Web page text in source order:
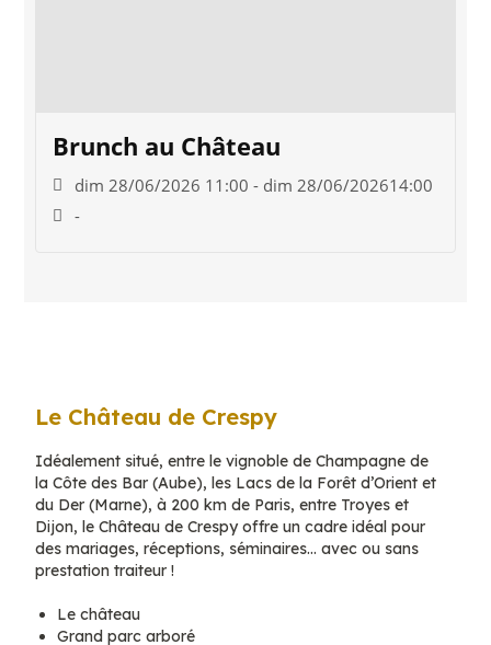
Brunch au Château
dim 28/06/2026 11:00 - dim 28/06/202614:00
-
Le Château de Crespy
Idéalement situé, entre le vignoble de Champagne de
la Côte des Bar (Aube), les Lacs de la Forêt d’Orient et
du Der (Marne), à 200 km de Paris, entre Troyes et
Dijon, le Château de Crespy offre un cadre idéal pour
des mariages, réceptions, séminaires… avec ou sans
prestation traiteur !
Le château
Grand parc arboré